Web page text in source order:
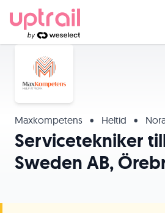
Maxkompetens • Heltid •
Servicetekniker
Sweden AB,